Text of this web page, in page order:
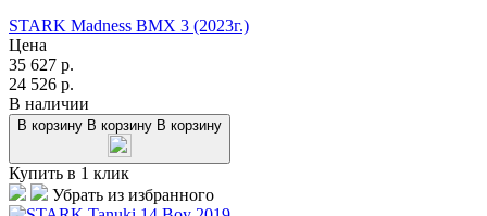
STARK Madness BMX 3 (2023г.)
Цена
35 627 р.
24 526 р.
В наличии
В корзину В корзину В корзину
Купить в 1 клик
Убрать из избранного